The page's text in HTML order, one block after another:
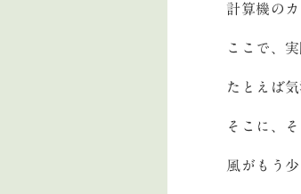
計算機の
ここで、
たとえば
そこに、
風がもう